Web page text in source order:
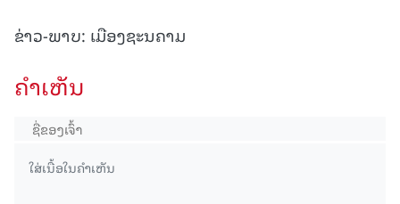
ຂ່າວ-ພາບ: ເມືອງຊະນຄາມ
ຄໍາເຫັນ